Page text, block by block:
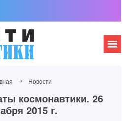
Новости
космонавтики. 26
2015 г.